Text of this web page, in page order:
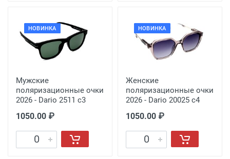
НОВИНКА
Мужские
поляризационные очки
2026 - Dario 2511 с3
1050.00 ₽
НОВИНКА
Женские
поляризационные очки
2026 - Dario 20025 с4
1050.00 ₽